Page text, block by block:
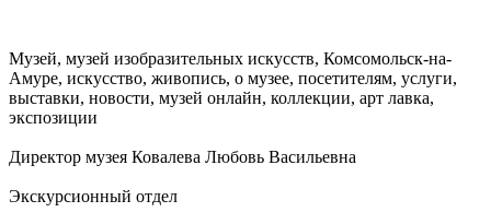
Музей, музей изобразительных искусств, Комсомольск-на-
Амуре, искусство, живопись, о музее, посетителям, услуги,
выставки, новости, музей онлайн, коллекции, арт лавка,
экспозиции
Директор музея Ковалева Любовь Васильевна
Экскурсионный отдел